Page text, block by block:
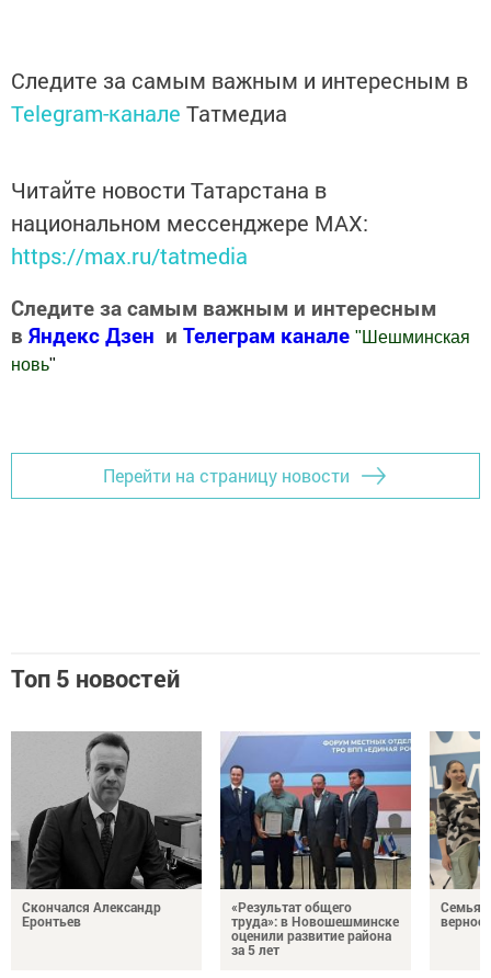
Следите за самым важным и интересным в
Telegram-канале Татмедиа
Читайте новости Татарстана в
национальном мессенджере MАХ:
https://max.ru/tatmedia
Следите за самым важным и интересным
в Яндекс Дзен и Телеграм канале " Шешминская
новь"
Перейти на страницу новости
Топ 5 новостей
Скончался Александр
Еронтьев
«Результат общего
труда»: в Новошешминске
оценили развитие района
за 5 лет
Семья